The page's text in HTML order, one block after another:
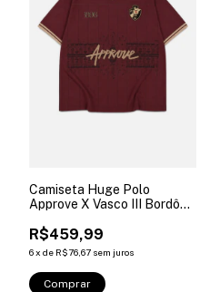
Camiseta Huge Polo
Approve X Vasco III Bordô
R$459,99
6x de R$76,67 sem juros
Comprar